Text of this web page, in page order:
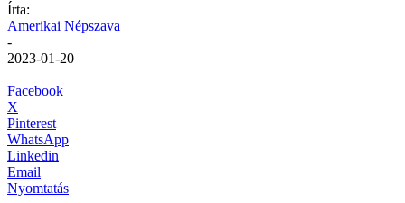
Írta:
Amerikai Népszava
-
2023-01-20
Facebook
X
Pinterest
WhatsApp
Linkedin
Email
Nyomtatás